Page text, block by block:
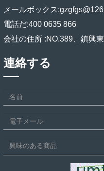
メールボックス:
電話だ:400 0635 866
会社の住所 :NO.389、鎮興
連絡する